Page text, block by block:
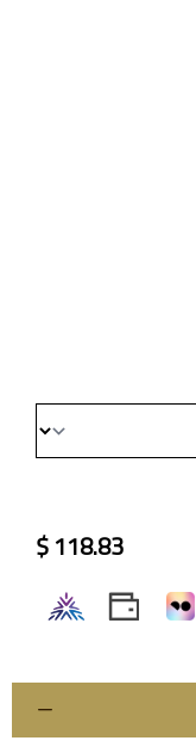
118.83 $